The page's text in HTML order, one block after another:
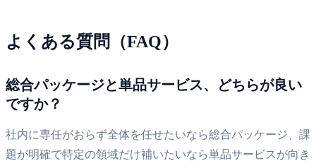
よくある質問（FAQ）
総合パッケージと単品サービス、どちらが良い
ですか？
社内に専任がおらず全体を任せたいなら総合パッケージ、課
題が明確で特定の領域だけ補いたいなら単品サービスが向き